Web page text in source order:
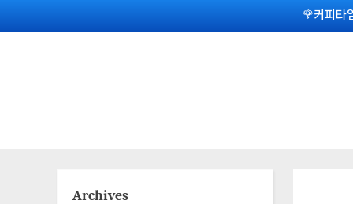
to
🌹커피타
Archives